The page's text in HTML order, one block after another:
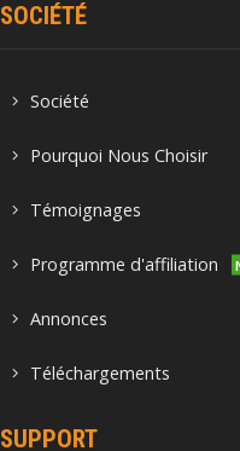
SOCIÉTÉ
Société
Pourquoi Nous Choisir
Témoignages
Programme d'affiliation
Annonces
Téléchargements
SUPPORT